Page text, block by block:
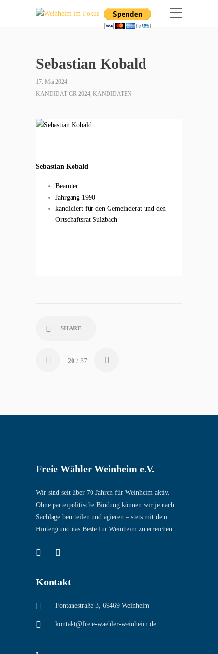
Sebastian Kobald
17. Mai 2024
KANDIDAT GR 2024, KANDIDATEN
Sebastian Kobald
Beamter
Jahrgang 1990
kandidiert für den Gemeinderat und den
Ortschaftsrat Sulzbach
SHARE
20 / 37
Freie Wähler Weinheim e.V.
Wir sind seit über 70 Jahren für Weinheim aktiv.
Ohne parteipolitische Bindung können wir je nach
Sachlage beurteilen und agieren – stets mit dem
Hintergrund das Beste für Weinheim zu erreichen.
Kontakt
Fontanestraße 3, 69469 Weinheim
kontakt@freie-waehler-weinheim.de